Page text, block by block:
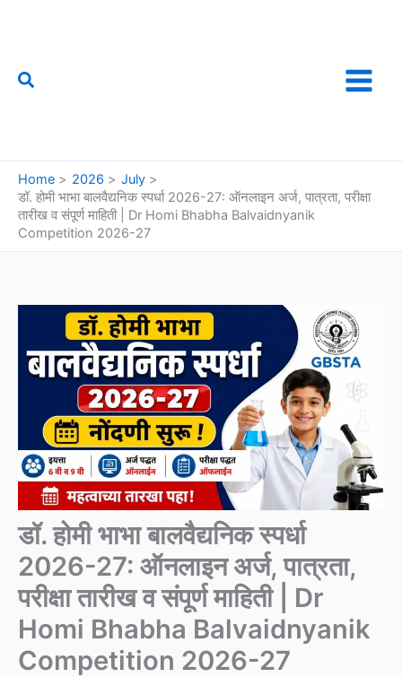
Search
Home 2026
July
डॉ. होमी भाभा बालवैद्यनिक स्पर्धा 2026-27: ऑनलाइन अर्ज, पात्रता, परीक्षा
तारीख व संपूर्ण माहिती | Dr Homi Bhabha Balvaidnyanik
Competition 2026-27
डॉ. होमी भाभा बालवैद्यनिक स्पर्धा
2026-27: ऑनलाइन अर्ज, पात्रता,
परीक्षा तारीख व संपूर्ण माहिती | Dr
Homi Bhabha Balvaidnyanik
Competition 2026-27